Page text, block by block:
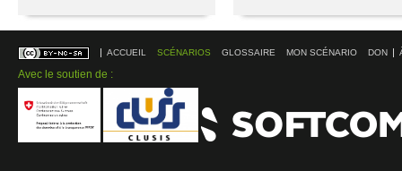
ACCUEIL SCÉNARIOS GLOSSAIRE MON SCÉNARIO DON
Avec le soutien de :